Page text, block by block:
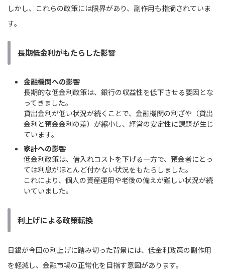
しかし、これらの政策には限界があり、副作用も指摘されていま
す。
長期低金利がもたらした影響
金融機関への影響
長期的な低金利政策は、銀行の収益性を低下させる要因とな
ってきました。
貸出金利が低い状況が続くことで、金融機関の利ざや（貸出
金利と預金金利の差）が縮小し、経営の安定性に課題が生じ
ています。
家計への影響
低金利政策は、借入れコストを下げる一方で、預金者にとっ
ては利息がほとんど付かない状況をもたらしました。
これにより、個人の資産運用や老後の備えが難しい状況が続
いていました。
利上げによる政策転換
日銀が今回の利上げに踏み切った背景には、低金利政策の副作用
を軽減し、金融市場の正常化を目指す意図があります。